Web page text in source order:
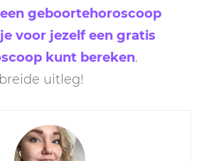
geboortehoroscoop
voor jezelf een gratis
kunt bereken.
uitleg!